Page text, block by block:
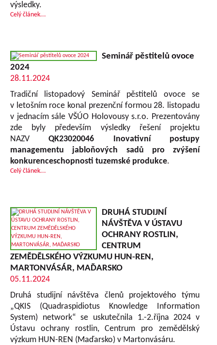
výsledky.
Celý článek...
Seminář pěstitelů ovoce
2024
28.11.2024
Tradiční listopadový Seminář pěstitelů ovoce se
v letošním roce konal prezenční formou 28. listopadu
v jednacím sále VŠÚO Holovousy s.r.o. Prezentovány
zde byly především výsledky řešení projektu
NAZVQK23020046 Inovativní postupy
managementu jabloňových sadů pro zvýšení
konkurenceschopnosti tuzemské produkce.
Celý článek...
DRUHÁ STUDIJNÍ
NÁVŠTĚVA V ÚSTAVU
OCHRANY ROSTLIN,
CENTRUM
ZEMĚDĚLSKÉHO VÝZKUMU HUN-REN,
MARTONVÁSÁR, MAĎARSKO
05.11.2024
Druhá studijní návštěva členů projektového týmu
„QKIS (Quadraspidiotus Knowledge Information
System) network“ se uskutečnila 1.-2.října 2024 v
Ústavu ochrany rostlin, Centrum pro zemědělský
výzkum HUN-REN (Maďarsko) v Martonvásáru.